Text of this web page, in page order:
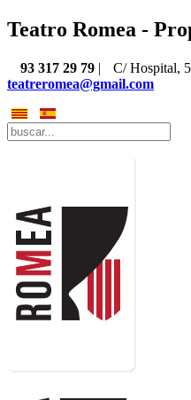
Teatro Romea -
93 317 29 79 |
C/ Hospital,
teatreromea@gmail.com